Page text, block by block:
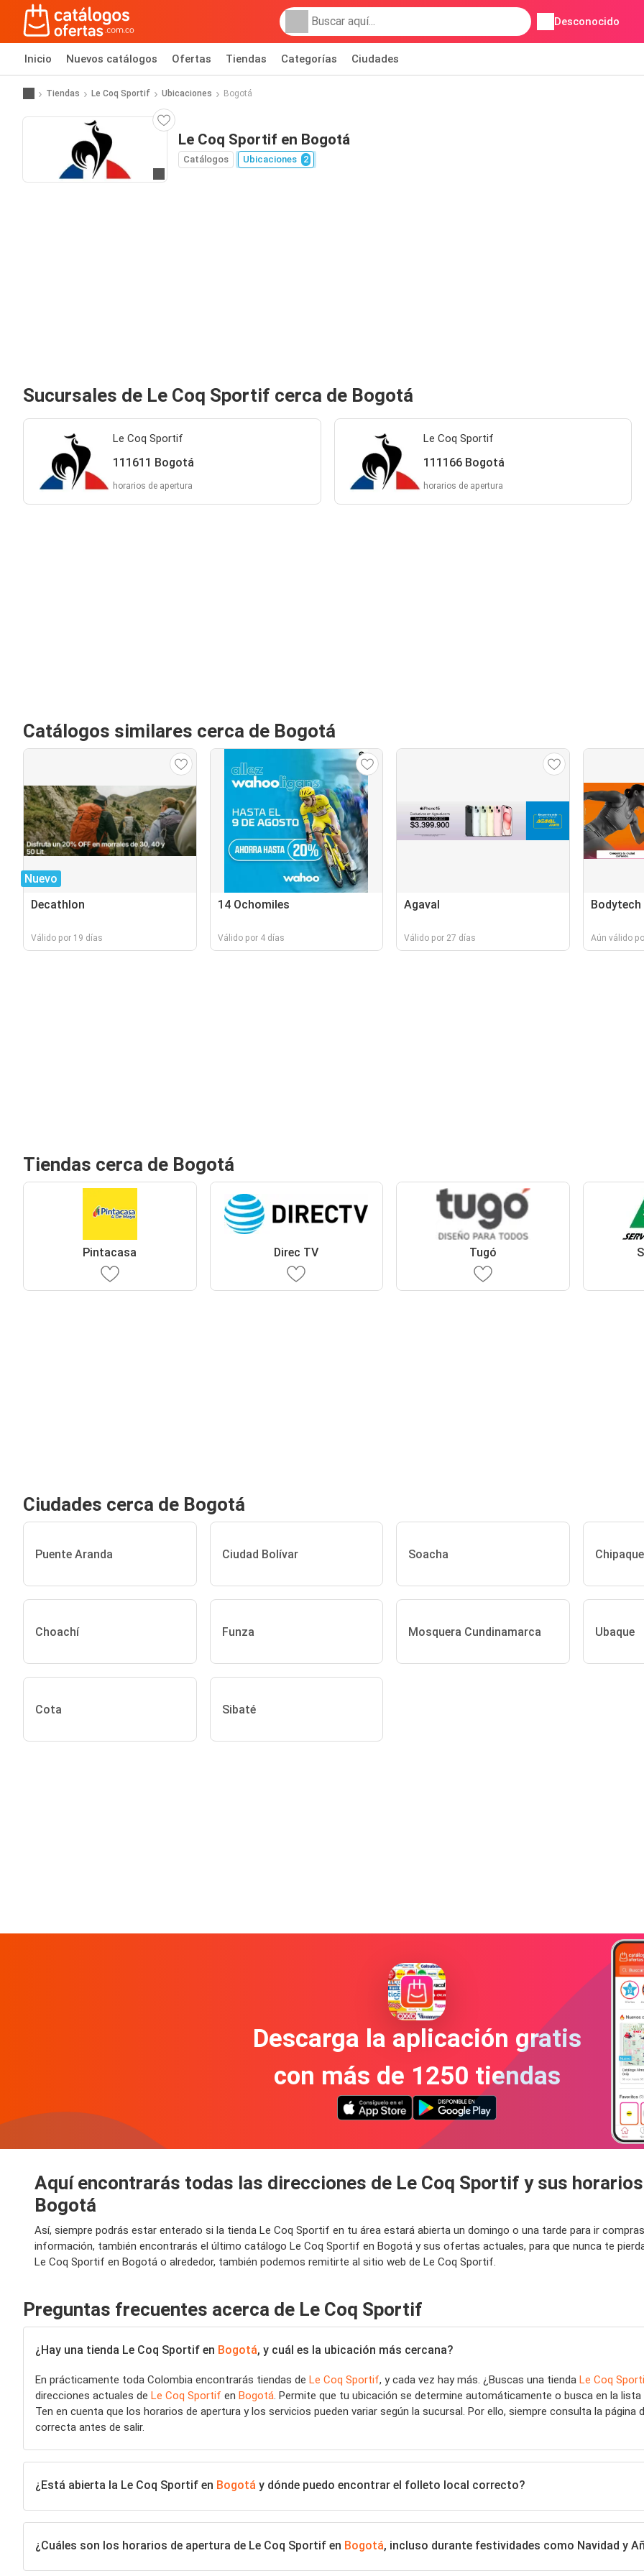
Desconocido
Inicio Nuevos catálogos Ofertas Tiendas Categorías Ciudades
Tiendas Le Coq Sportif Ubicaciones Bogotá
Le Coq Sportif en Bogotá
Catálogos Ubicaciones 2
Sucursales de Le Coq Sportif cerca de Bogotá
Le Coq Sportif
111611 Bogotá
horarios de apertura
Le Coq Sportif
111166 Bogotá
horarios de apertura
Catálogos similares cerca de Bogotá
Nuevo
Decathlon
Válido por 19 días
14 Ochomiles
Válido por 4 días
Agaval
Válido por 27 días
Bodytech
Aún válido
Tiendas cerca de Bogotá
Pintacasa Direc TV Tugó
Ciudades cerca de Bogotá
Puente Aranda Ciudad Bolívar Soacha Chipaque
Choachí Funza Mosquera Cundinamarca Ubaque
Cota Sibaté
Descarga la aplicación gratis
con más de 1250 tiendas
Aquí encontrarás todas las direcciones de Le Coq Sportif y sus
Bogotá
Así, siempre podrás estar enterado si la tienda Le Coq Sportif en tu área estará abierta un domingo o una tarde para ir
información, también encontrarás el último catálogo Le Coq Sportif en Bogotá y sus ofertas actuales, para que nunca te
Le Coq Sportif en Bogotá o alrededor, también podemos remitirte al sitio web de Le Coq Sportif.
Preguntas frecuentes acerca de Le Coq Sportif
¿Hay una tienda Le Coq Sportif en Bogotá, y cuál es la ubicación más cercana?
En prácticamente toda Colombia encontrarás tiendas de Le Coq Sportif, y cada vez hay más. ¿Buscas una tienda Le Coq
direcciones actuales de Le Coq Sportif en Bogotá. Permite que tu ubicación se determine automáticamente o busca en la
Ten en cuenta que los horarios de apertura y los servicios pueden variar según la sucursal. Por ello, siempre consulta la página
correcta antes de salir.
¿Está abierta la Le Coq Sportif en Bogotá y dónde puedo encontrar el folleto local correcto?
¿Cuáles son los horarios de apertura de Le Coq Sportif en Bogotá, incluso durante festividades como Navidad y